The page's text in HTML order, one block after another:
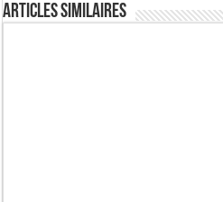
Articles similaires